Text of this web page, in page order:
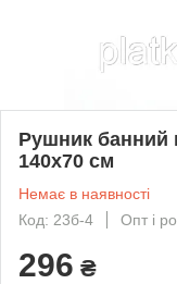
Рушник банний
140х70 см
Немає в наявності
Код: 23б-4
Опт і
296 ₴